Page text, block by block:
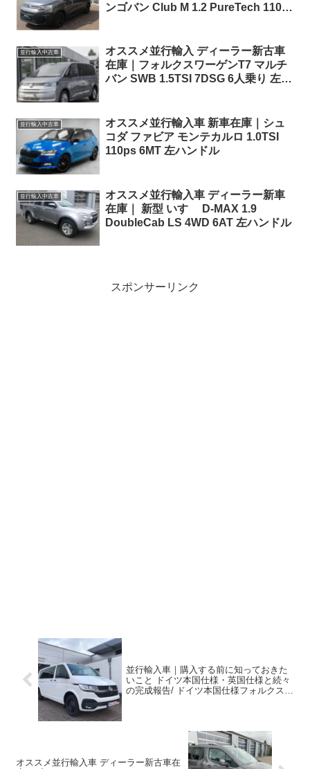
ンゴバン Club M 1.2 PureTech 110 3
並行輸入中古車
オススメ並行輸入 ディーラー新古車
在庫｜フォルクスワーゲンT7 マルチ
バン SWB 1.5TSI 7DSG 6人乗り 左ハ
並行輸入中古車
オススメ並行輸入車 新車在庫｜シュ
コダ ファビア モンテカルロ 1.0TSI
110ps 6MT 左ハンドル
並行輸入中古車
オススメ並行輸入車 ディーラー新車
在庫｜ 新型 いすゞ D-MAX 1.9
DoubleCab LS 4WD 6AT 左ハンドル
スポンサーリンク
並行輸入車｜購入する前に知っておきた
いこと ドイツ本国仕様・英国仕様と続々
の完成報告/ ドイツ本国仕様フォルクスワ
オススメ並行輸入車 ディーラー新古車在